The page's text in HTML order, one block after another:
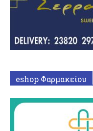
eshop Φαρμακείου